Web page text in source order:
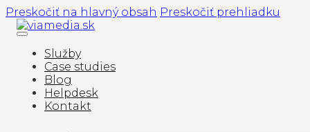
Preskočiť na hlavný obsah Preskočiť prehliadku
Služby
Case studies
Blog
Helpdesk
Kontakt